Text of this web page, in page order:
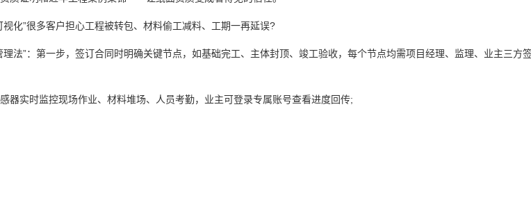
化”很多客户担心工程被转包、材料偷工减料、工期一再延误?
法”：第一步，签订合同时明确关键节点，如基础完工、主体封顶、竣工验收，每个节点均需项目经理、监理、业主三方
器实时监控现场作业、材料堆场、人员考勤，业主可登录专属账号查看进度回传;